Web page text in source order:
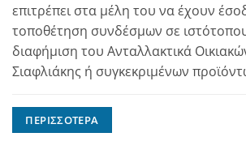
επιτρέπει στα μέλη του να έχουν
τοποθέτηση συνδέσμων σε
διαφήμιση του Ανταλλακτικά
Σιαφλιάκης ή συγκεκριμένων
ΠΕΡΙΣΣΌΤΕΡΑ